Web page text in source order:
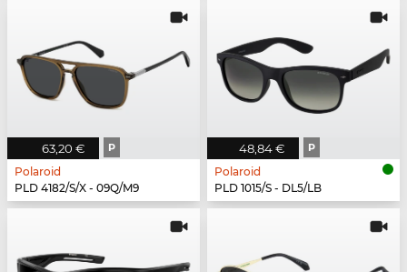
63,20 € P
Polaroid
PLD 4182/S/X - 09Q/M9
48,84 € P
Polaroid
PLD 1015/S - DL5/LB